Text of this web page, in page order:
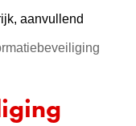
aanvullend